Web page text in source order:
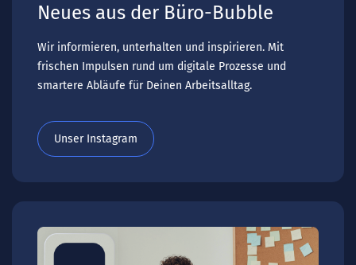
Neues aus der Büro-Bubble
Wir informieren, unterhalten und inspirieren. Mit
frischen Impulsen rund um digitale Prozesse und
smartere Abläufe für Deinen Arbeitsalltag.
Unser Instagram